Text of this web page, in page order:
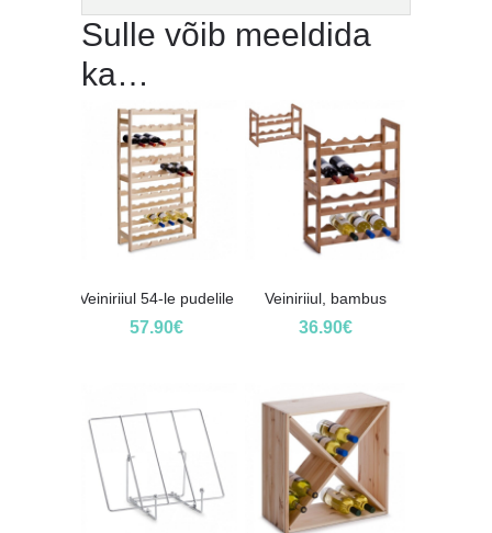
Sulle võib meeldida
ka…
Veiniriiul 54-le pudelile
57.90€
Veiniriiul, bambus
36.90€